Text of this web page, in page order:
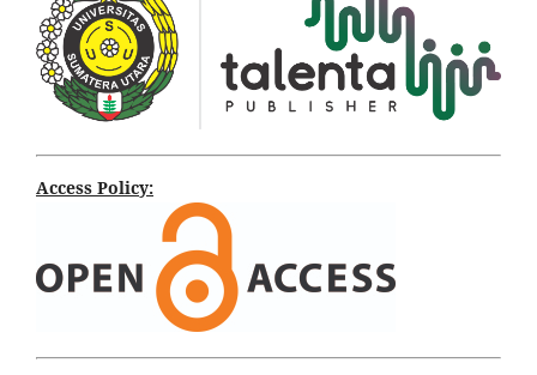
Access Policy: